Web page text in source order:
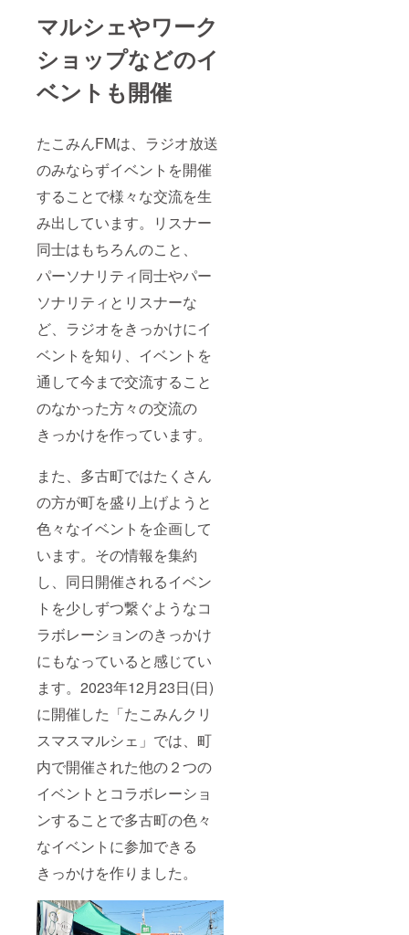
マルシェやワーク
ショップなどのイ
ベントも開催
たこみんFMは、ラジオ放送
のみならずイベントを開催
することで様々な交流を生
み出しています。リスナー
同士はもちろんのこと、
パーソナリティ同士やパー
ソナリティとリスナーな
ど、ラジオをきっかけにイ
ベントを知り、イベントを
通して今まで交流すること
のなかった方々の交流の
きっかけを作っています。
また、多古町ではたくさん
の方が町を盛り上げようと
色々なイベントを企画して
います。その情報を集約
し、同日開催されるイベン
トを少しずつ繋ぐようなコ
ラボレーションのきっかけ
にもなっていると感じてい
ます。2023年12月23日(日)
に開催した「たこみんクリ
スマスマルシェ」では、町
内で開催された他の２つの
イベントとコラボレーショ
ンすることで多古町の色々
なイベントに参加できる
きっかけを作りました。